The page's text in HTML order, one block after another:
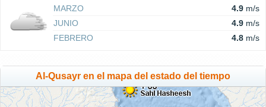
MARZO 4.9 m/s
JUNIO
4.9 m/s
FEBRERO
4.8 m/s
Al-Qusayr en el mapa del estado del tiempo